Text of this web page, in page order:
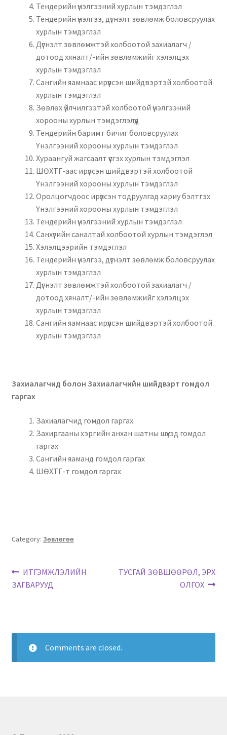
Тендерийн үнэлгээний хурлын тэмдэглэл
Тендерийн үнэлгээ, дүгнэлт зөвлөмж боловсруулах
хурлын тэмдэглэл
Дүгнэлт зөвлөмжтэй холбоотой захиалагч /
дотоод хяналт/-ийн зөвлөмжийг хэлэлцэх
хурлын тэмдэглэл
Сангийн яамнаас ирүүлсэн шийдвэртэй холбоотой
хурлын тэмдэглэл
Зөвлөх үйлчилгээтэй холбоотой үнэлгээний
хорооны хурлын тэмдэглэлүүд
Тендерийн баримт бичиг боловсруулах
Үнэлгээний хорооны хурлын тэмдэглэл
Хураангуй жагсаалт үүсгэх хурлын тэмдэглэл
ШӨХТГ-аас ирүүлсэн шийдвэртэй холбоотой
Үнэлгээний хорооны хурлын тэмдэглэл
Оролцогчдоос ирүүлсэн тодруулгад хариу бэлтгэх
Үнэлгээний хорооны хурлын тэмдэглэл
Тендерийн үнэлгээний хурлын тэмдэглэл
Санхүүгийн саналтай холбоотой хурлын тэмдэглэл
Хэлэлцээрийн тэмдэглэл
Тендерийн үнэлгээ, дүгнэлт зөвлөмж боловсруулах
хурлын тэмдэглэл
Дүгнэлт зөвлөмжтэй холбоотой захиалагч /
дотоод хяналт/-ийн зөвлөмжийг хэлэлцэх
хурлын тэмдэглэл
Сангийн яамнаас ирүүлсэн шийдвэртэй холбоотой
хурлын тэмдэглэл
Захиалагчид болон Захиалагчийн шийдвэрт гомдол
гаргах
Захиалагчид гомдол гаргах
Захиргааны хэргийн анхан шатны шүүхэд гомдол
гаргах
Сангийн яаманд гомдол гаргах
ШӨХТГ-т гомдол гаргах
Category: Зөвлөгөө
ИТГЭМЖЛЭЛИЙН
ЗАГВАРУУД
ТУСГАЙ ЗӨВШӨӨРӨЛ, ЭРХ
ОЛГОХ
Comments are closed.